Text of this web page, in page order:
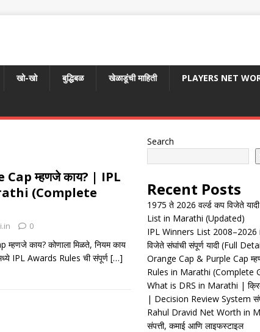
खो-खो बुद्धिबळ खेळाडूंची माहिती PLAYERS NET
म्हणजे काय? | IPL
(Complete
0
काय? कोणाला मिळते, नियम काय
IPL Awards Rules ची संपूर्ण […]
Search
Recent Posts
1975 ते 2026 वर्ल्ड कप विजेते
List in Marathi (Updated)
IPL Winners List
विजेते संघांची संपूर्ण यादी (Full
Orange Cap & Purple Cap
Rules in Marathi (Complete
What is DRS in Marathi |
| Decision Review System
Rahul Dravid Net Worth in
संपत्ती, कमाई आणि लाइफस्टाइल